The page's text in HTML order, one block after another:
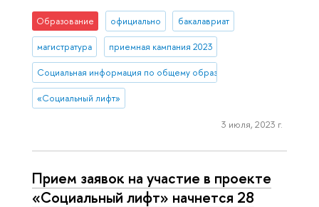
Образование официально бакалавриат
магистратура приемная кампания 2023
Социальная информация по общему образованию
«Социальный лифт»
3 июля, 2023 г.
Прием заявок на участие в проекте
«Социальный лифт» начнется 28